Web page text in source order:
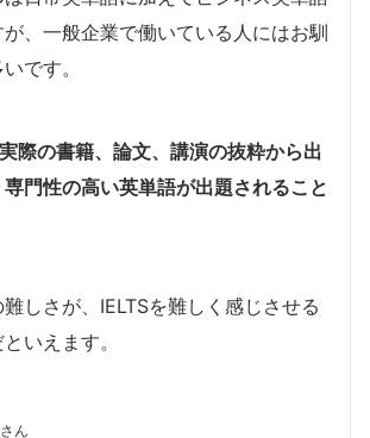
、一般企業で働いている人にはお馴
です。
際の書籍、論文、講演の抜粋から出
門性の高い英単語が出題されること
しさが、IELTSを難しく感じさせる
いえます。
ん